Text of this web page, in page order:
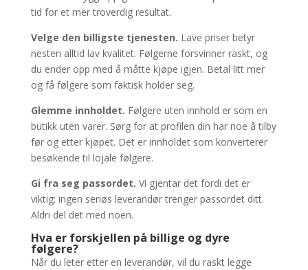
tid for et mer troverdig resultat.
Velge den billigste tjenesten. Lave priser betyr
nesten alltid lav kvalitet. Følgerne forsvinner raskt, og
du ender opp med å måtte kjøpe igjen. Betal litt mer
og få følgere som faktisk holder seg.
Glemme innholdet. Følgere uten innhold er som en
butikk uten varer. Sørg for at profilen din har noe å tilby
før og etter kjøpet. Det er innholdet som konverterer
besøkende til lojale følgere.
Gi fra seg passordet. Vi gjentar det fordi det er
viktig: ingen seriøs leverandør trenger passordet ditt.
Aldri del det med noen.
Hva er forskjellen på billige og dyre
følgere?
Når du leter etter en leverandør, vil du raskt legge